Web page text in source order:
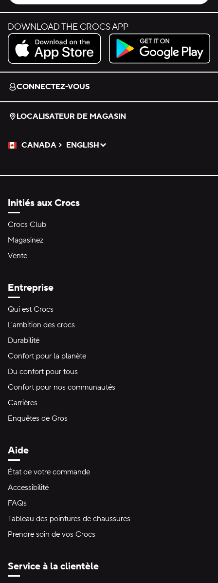
DOWNLOAD THE CROCS APP
Download on the App Store.
Get it on Google Play.
CONNECTEZ-VOUS
LOCALISATEUR DE MAGASIN
CANADA
Veuillez sélectionner une langue
ENGLISH
Sélectionné
Initiés aux Crocs
Crocs Club
Magasinez
Vente
Entreprise
Qui est Crocs
L'ambition des crocs
Durabilité
Confort pour la planète
Du confort pour tous
Confort pour nos communautés
Carrières
Enquêtes de Gros
Aide
État de votre commande
Accessibilité
FAQs
Tableau des pointures de chaussures
Prendre soin de vos Crocs
Service à la clientèle